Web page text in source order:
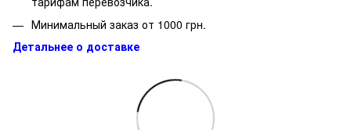
Минимальный заказ от 1000 грн.
Детальнее о доставке